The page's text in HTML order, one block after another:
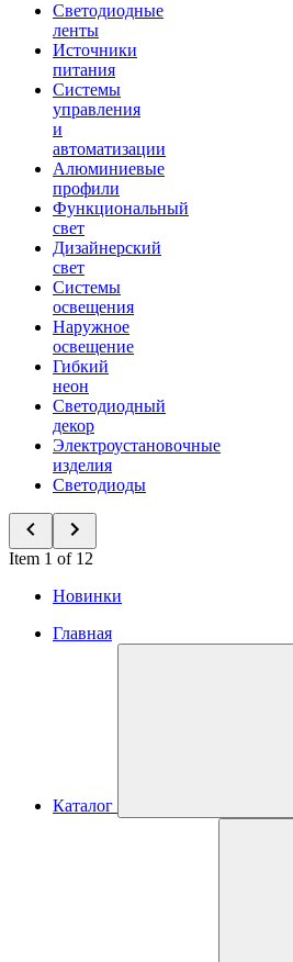
Светодиодные
ленты
Источники
питания
Системы
управления
и
автоматизации
Алюминиевые
профили
Функциональный
свет
Дизайнерский
свет
Системы
освещения
Наружное
освещение
Гибкий
неон
Светодиодный
декор
Электроустановочные
изделия
Светодиоды
Item 1 of 12
Новинки
Главная
Каталог